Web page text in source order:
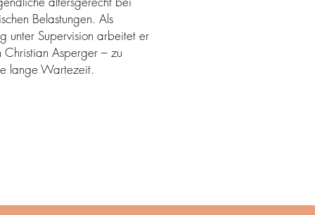
Belastungen. Als
unter Supervision arbeitet er
Christian Asperger – zu
lange Wartezeit.